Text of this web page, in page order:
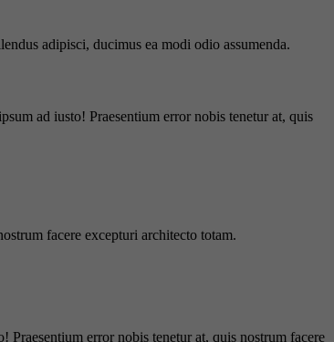
adipisci, ducimus ea modi odio assumenda.
ad iusto! Praesentium error nobis tenetur at, quis
facere excepturi architecto totam.
Praesentium error nobis tenetur at, quis nostrum facere